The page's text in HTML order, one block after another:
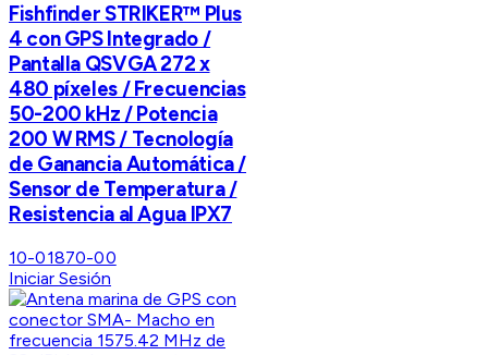
Fishfinder STRIKER™ Plus
4 con GPS Integrado /
Pantalla QSVGA 272 x
480 píxeles / Frecuencias
50-200 kHz / Potencia
200 W RMS / Tecnología
de Ganancia Automática /
Sensor de Temperatura /
Resistencia al Agua IPX7
10-01870-00
Iniciar Sesión